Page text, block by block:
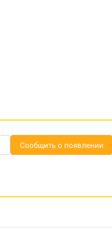
Сообщить о появлении